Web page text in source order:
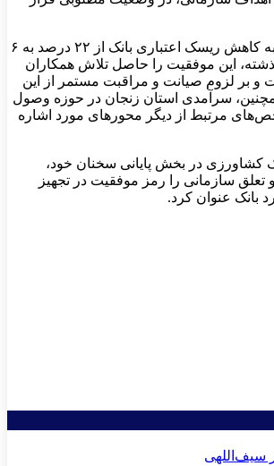
سیف اللهی با اشاره به کاهش ریسک اعتباری بانک از ۲۲ درصد به ۶
این موفقیت را حاصل تلاش همکاران
بر لزوم صیانت و مراقبت مستمر از این
سرآمدی استان زنجان در حوزه وصول
مرتبط از دیگر محورهای مورد اشاره
کشاورزی در بخش پایانی سخنان خود،
سازمانی را رمز موفقیت در تجهیز
بانک عنوان کرد.
سیف‌اللهی